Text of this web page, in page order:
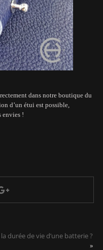
dans notre boutique du
d’un étui est possible,
envies !
durée de vie d’une batterie ?
»